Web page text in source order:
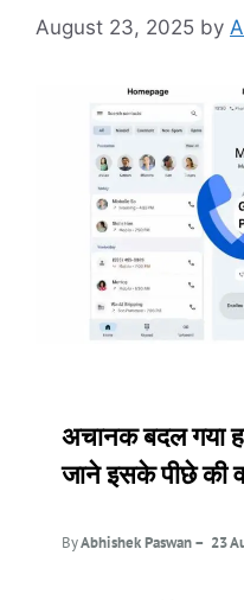
August 23, 2025 by
अचानक बदल गया
जाने इसके पीछे की
ByAbhishek Paswan – 23